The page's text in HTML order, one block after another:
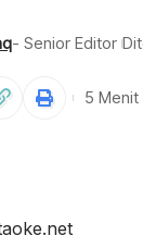
- Senior Editor
5 Menit